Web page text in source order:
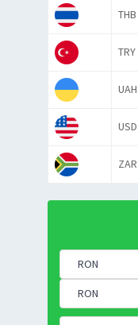
THB
TRY
UAH
USD
ZAR